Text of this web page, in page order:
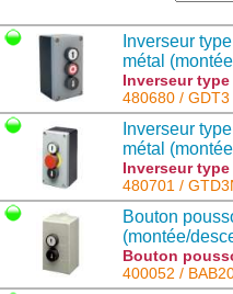
Inverseur
métal
câble
Inverseur
métal
: GDT3
480680 / GDT3
Inverseur
métal
URGENCE/
Inverseur
métal
sans câble :
480701 /
Bouton
(montée/
Bouton
(montée/
400052 /